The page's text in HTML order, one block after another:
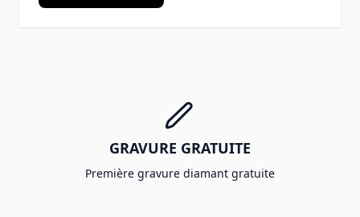
GRAVURE GRATUITE
Première gravure diamant gratuite